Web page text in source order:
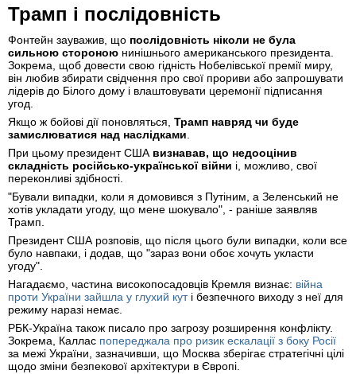
Трамп і послідовність
Фонтейн зауважив, що послідовність ніколи не була
сильною стороною нинішнього американського президента.
Зокрема, щоб довести свою гідність Нобелівської премії миру,
він любив збирати свідчення про свої прориви або запрошувати
лідерів до Білого дому і влаштовувати церемонії підписання
угод.
Якщо ж бойові дії поновляться, Трамп навряд чи буде
замислюватися над наслідками
При цьому президент США визнавав, що недооцінив
складність російсько-української війни і, можливо, свої
переконливі здібності.
"Бували випадки, коли я домовився з Путіним, а Зеленський не
хотів укладати угоду, що мене шокувало", - раніше заявляв
Трамп.
Президент США розповів, що після цього були випадки, коли все
було навпаки, і додав, що "зараз вони обоє хочуть укласти
угоду".
Нагадаємо, частина високопосадовців Кремля визнає: війна
проти України зайшла у глухий куті безпечного виходу з неї для
режиму наразі немає.
РБК-Україна також писало про загрозу розширення конфлікту.
Зокрема, Каллас попереджала про ризик ескалації з боку Росії
за межі України, зазначивши, що Москва зберігає стратегічні цілі
щодо зміни безпекової архітектури в Європі.